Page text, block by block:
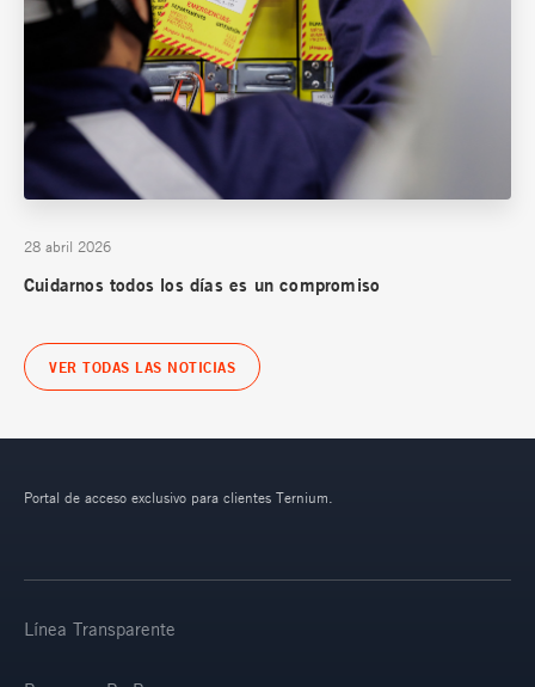
28 abril 2026
Cuidarnos todos los días es un compromiso
VER TODAS LAS NOTICIAS
Portal de acceso exclusivo para clientes Ternium.
Línea Transparente